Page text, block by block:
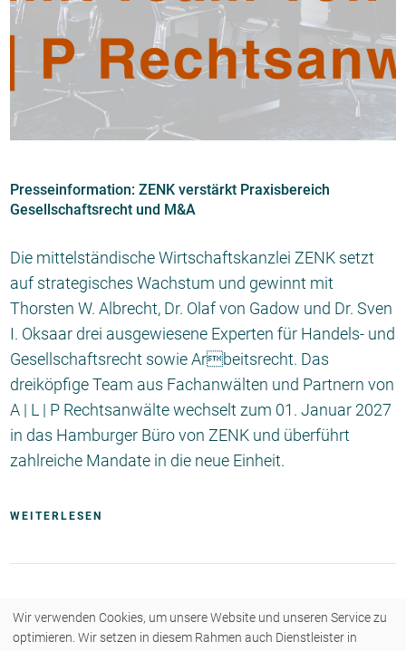
Presseinformation: ZENK verstärkt Praxisbereich
Gesellschaftsrecht und M&A
Die mittelständische Wirtschaftskanzlei ZENK setzt
auf strategisches Wachstum und gewinnt mit
Thorsten W. Albrecht, Dr. Olaf von Gadow und Dr. Sven
I. Oksaar drei ausgewiesene Experten für Handels- und
Gesellschaftsrecht sowie Arbeitsrecht. Das
dreiköpfige Team aus Fachanwälten und Partnern von
A | L | P Rechtsanwälte wechselt zum 01. Januar 2027
in das Hamburger Büro von ZENK und überführt
zahlreiche Mandate in die neue Einheit.
WEITERLESEN
Wir verwenden Cookies, um unsere Website und unseren Service zu
optimieren. Wir setzen in diesem Rahmen auch Dienstleister in